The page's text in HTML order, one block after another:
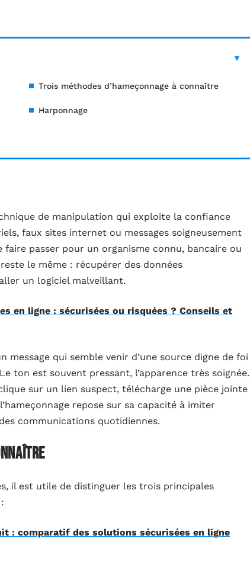
Trois méthodes d’hameçonnage à connaître
Harponnage
de manipulation qui exploite la confiance
faux sites internet ou messages soigneusement
passer pour un organisme connu, bancaire ou
le même : récupérer des données
un logiciel malveillant.
en ligne : sécurisées ou risquées ? Conseils et
qui semble venir d’une source digne de foi
ton est souvent pressant, l’apparence très soignée.
sur un lien suspect, télécharge une pièce jointe
repose sur sa capacité à imiter
communications quotidiennes.
il est utile de distinguer les trois principales
: comparatif des solutions sécurisées en ligne